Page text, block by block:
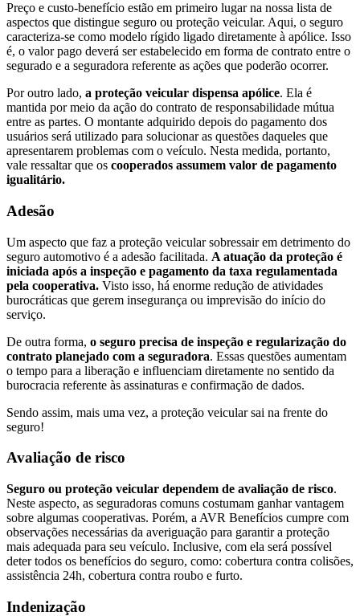
Preço e custo-benefício estão em primeiro lugar na nossa lista de
aspectos que distingue seguro ou proteção veicular. Aqui, o seguro
caracteriza-se como modelo rígido ligado diretamente à apólice. Isso
é, o valor pago deverá ser estabelecido em forma de contrato entre o
segurado e a seguradora referente as ações que poderão ocorrer.
Por outro lado, a proteção veicular dispensa apólice. Ela é
mantida por meio da ação do contrato de responsabilidade mútua
entre as partes. O montante adquirido depois do pagamento dos
usuários será utilizado para solucionar as questões daqueles que
apresentarem problemas com o veículo. Nesta medida, portanto,
vale ressaltar que os cooperados assumem valor de pagamento
igualitário.
Adesão
Um aspecto que faz a proteção veicular sobressair em detrimento do
seguro automotivo é a adesão facilitada. A atuação da proteção é
iniciada após a inspeção e pagamento da taxa regulamentada
pela cooperativa. Visto isso, há enorme redução de atividades
burocráticas que gerem insegurança ou imprevisão do início do
serviço.
De outra forma, o seguro precisa de inspeção e regularização do
contrato planejado com a seguradora. Essas questões aumentam
o tempo para a liberação e influenciam diretamente no sentido da
burocracia referente às assinaturas e confirmação de dados.
Sendo assim, mais uma vez, a proteção veicular sai na frente do
seguro!
Avaliação de risco
Seguro ou proteção veicular dependem de avaliação de risco.
Neste aspecto, as seguradoras comuns costumam ganhar vantagem
sobre algumas cooperativas. Porém, a AVR Benefícios cumpre com
observações necessárias da averiguação para garantir a proteção
mais adequada para seu veículo. Inclusive, com ela será possível
deter todos os benefícios do seguro, como: cobertura contra colisões,
assistência 24h, cobertura contra roubo e furto.
Indenização